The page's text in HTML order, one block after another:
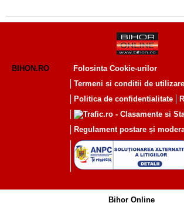
BIHON.RO
Folosinta Cookie-urilor
Termeni si conditii de utilizare
Politica de confidentialitate
Regulament postare și
Bihor Online